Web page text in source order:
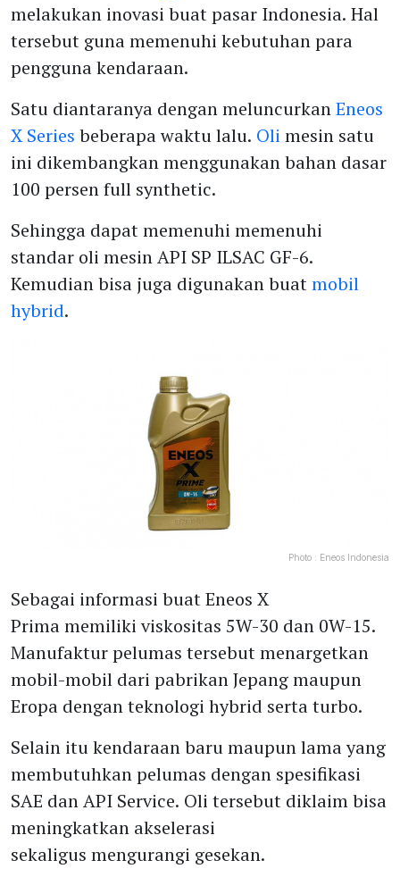
melakukan inovasi buat pasar Indonesia. Hal
tersebut guna memenuhi kebutuhan para
pengguna kendaraan.
Satu diantaranya dengan meluncurkanEneos
X Series beberapa waktu lalu. Oli mesin satu
ini dikembangkan menggunakan bahan dasar
100 persen full synthetic.
Sehingga dapat memenuhi memenuhi
standar oli mesin API SP ILSAC GF-6.
Kemudian bisa juga digunakan buatmobil
hybrid.
Photo : Eneos Indonesia
Sebagai informasi buat Eneos X
Prima memiliki viskositas 5W-30 dan 0W-15.
Manufaktur pelumas tersebut menargetkan
mobil-mobil dari pabrikan Jepang maupun
Eropa dengan teknologi hybrid serta turbo.
Selain itu kendaraan baru maupun lama yang
membutuhkan pelumas dengan spesifikasi
SAE dan API Service. Oli tersebut diklaim bisa
meningkatkan akselerasi
sekaligus mengurangi gesekan.